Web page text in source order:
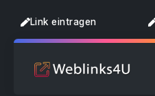
Link eintragen